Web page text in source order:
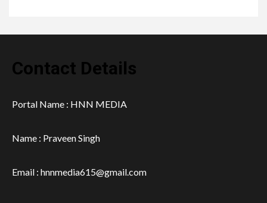
Contact Details
Portal Name : HNN MEDIA
Name : Praveen Singh
Email : hnnmedia615@gmail.com